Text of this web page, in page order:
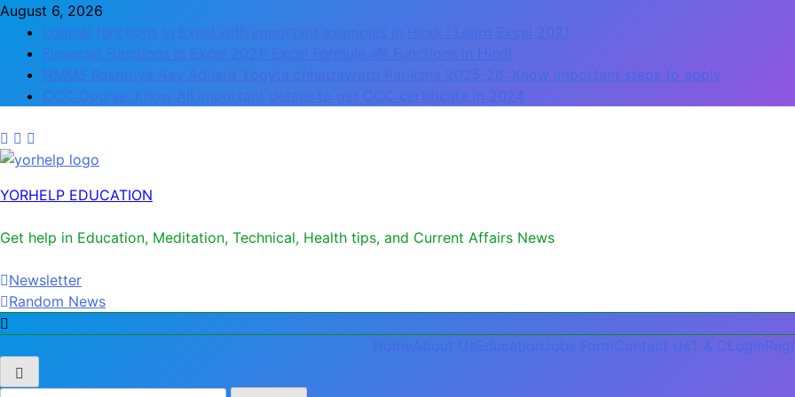
August 6, 2026
Logical functions in Excel with important examples in Hindi : Learn Excel 2021
Financial Functions in Excel 2021: Excel Formula और Functions in Hindi
NMMS Rashtriya Aay Adharit Yogyta chhatravratti Pariksha 2025-26: Know important steps to apply
CCC Course: Know All important details to get CCC certificate in 2024
YORHELP EDUCATION
Get help in Education, Meditation, Technical, Health tips, and Current Affairs News
Newsletter
Random News
Jobs FormContact UsT & CLogin